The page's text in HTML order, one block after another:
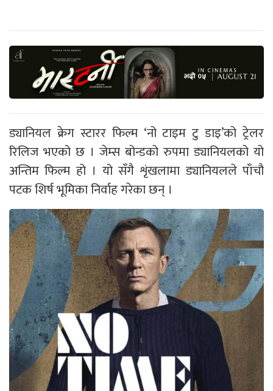
ड्यानियल क्रेग स्टारर फिल्म ‘नो टाइम टु डाइ’को ट्रेलर
रिलिज भएको छ । जेम्स बोन्डको रुपमा ड्यानियलको यो
अन्तिम फिल्म हो । यो सँगै शृंखलामा ड्यानियलले पाँचौ
पटक शिर्ष भूमिका निर्वाह गरेका छन् ।